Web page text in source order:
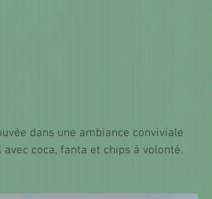
dans une ambiance conviviale
avec coca, fanta et chips à volonté.